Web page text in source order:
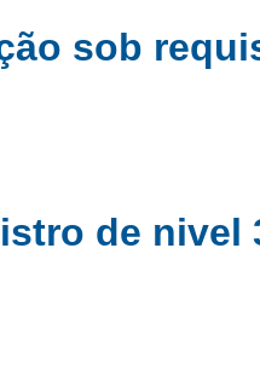
sob
de nivel